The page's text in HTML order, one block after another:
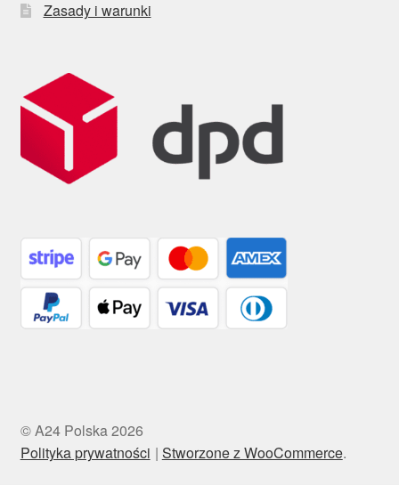
Zasady i warunki
© A24 Polska 2026
Polityka prywatności
Stworzone z WooCommerce.